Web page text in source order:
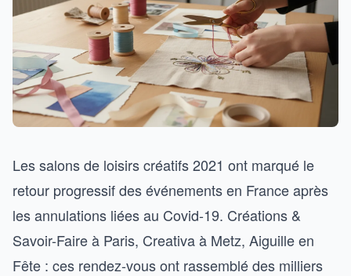
Les salons de loisirs créatifs 2021 ont marqué le
retour progressif des événements en France après
les annulations liées au Covid-19. Créations &
Savoir-Faire à Paris, Creativa à Metz, Aiguille en
Fête : ces rendez-vous ont rassemblé des milliers